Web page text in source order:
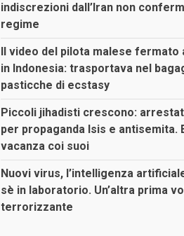
indiscrezioni dall’Iran non
regime
Il video del pilota malese fermato
in Indonesia: trasportava nel
pasticche di ecstasy
Piccoli jihadisti crescono:
per propaganda Isis e antisemita.
vacanza coi suoi
Nuovi virus, l’intelligenza
sè in laboratorio. Un’altra prima
terrorizzante